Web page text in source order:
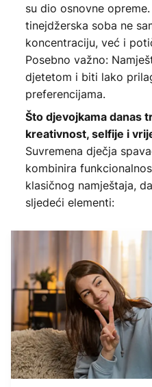
su dio osnovne
tinejdžerska soba ne
koncentraciju, već i
Posebno važno:
djetetom i biti lako
preferencijama.
Što djevojkama danas
kreativnost, selfije i
Suvremena dječja
kombinira
klasičnog namještaja,
sljedeći elementi: